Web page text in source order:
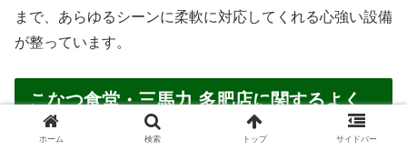
まで、あらゆるシーンに柔軟に対応してくれる心強い設備
が整っています。
こなつ食堂・三馬力 多肥店に関するよく
ある質問（Q＆A）
ホーム 検索 トップ サイドバー